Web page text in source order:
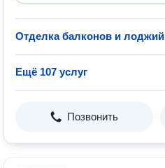
Отделка балконов и лоджий
Ещё 107 услуг
Позвонить